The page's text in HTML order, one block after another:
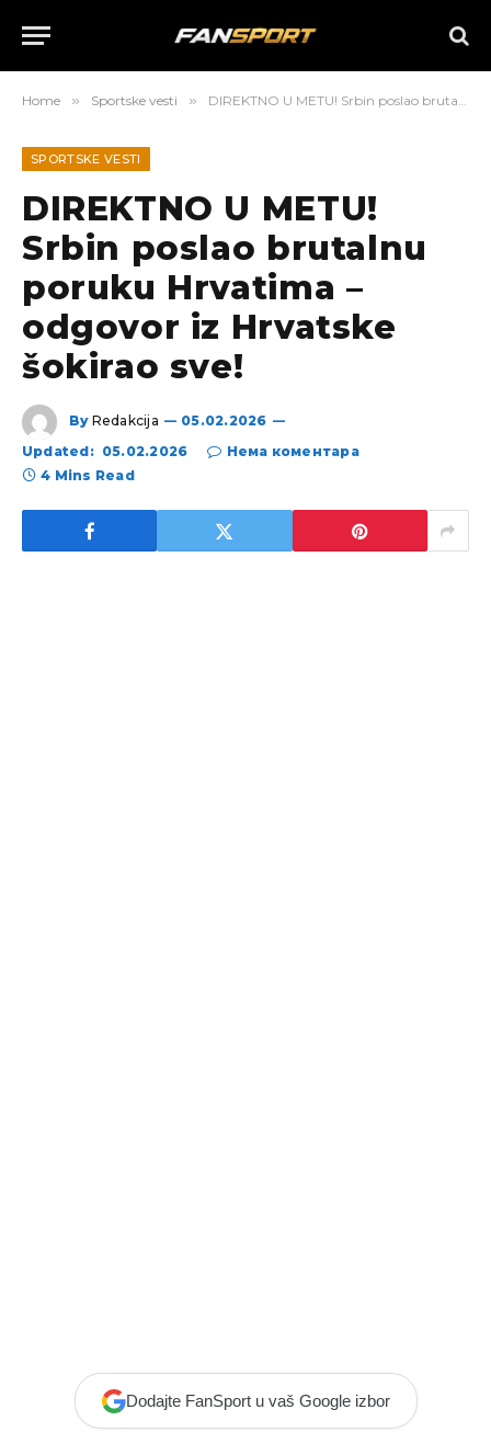
Home » Sportske vesti » DIREKTNO U METU! Srbin poslao brutalnu poruku Hrvatima – odgovor iz Hrvatske šokirao sve!
SPORTSKE VESTI
DIREKTNO U METU!
Srbin poslao brutalnu
poruku Hrvatima –
odgovor iz Hrvatske
šokirao sve!
By Redakcija
05.02.2026
Updated: 05.02.2026
Нема коментара
4 Mins Read
Dodajte FanSport u vaš Google izbor